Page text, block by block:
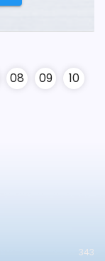
08 09 10
343